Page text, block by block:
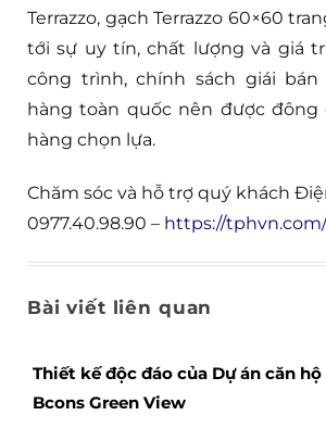
Terrazzo, gạch Terrazzo 60×60
tới sự uy tín, chất lượng và giá
công trình, chính sách giái bán
hàng toàn quốc nên được đông
hàng chọn lựa.
Chăm sóc và hỗ trợ quý khách
0977.40.98.90 – https://tphvn.com/
Bài viết liên quan
Thiết kế độc đáo của Dự án căn
Bcons Green View